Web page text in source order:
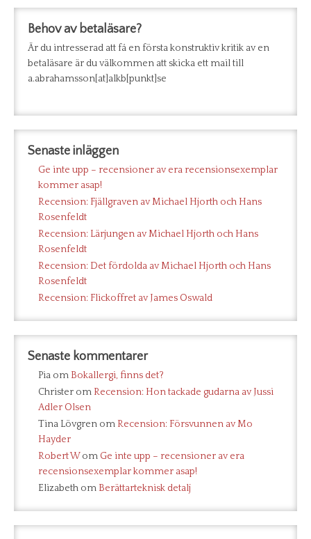
Behov av betaläsare?
Är du intresserad att få en första konstruktiv kritik av en
betaläsare är du välkommen att skicka ett mail till
a.abrahamsson[at]alkb[punkt]se
Senaste inläggen
Ge inte upp – recensioner av era recensionsexemplar
kommer asap!
Recension: Fjällgraven av Michael Hjorth och Hans
Rosenfeldt
Recension: Lärjungen av Michael Hjorth och Hans
Rosenfeldt
Recension: Det fördolda av Michael Hjorth och Hans
Rosenfeldt
Recension: Flickoffret av James Oswald
Senaste kommentarer
Pia om Bokallergi, finns det?
Christer om Recension: Hon tackade gudarna av Jussi
Adler Olsen
Tina Lövgren om Recension: Försvunnen av Mo
Hayder
Robert Wom Ge inte upp – recensioner av era
recensionsexemplar kommer asap!
Elizabeth om Berättarteknisk detalj